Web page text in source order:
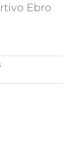
Ebro